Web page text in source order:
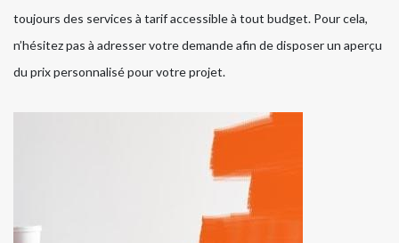
toujours des services à tarif accessible à tout budget. Pour cela,
n’hésitez pas à adresser votre demande afin de disposer un aperçu
du prix personnalisé pour votre projet.